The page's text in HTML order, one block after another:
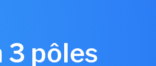
3 pôles